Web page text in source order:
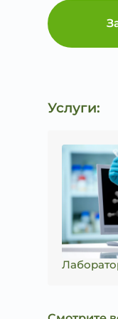
Услуги: